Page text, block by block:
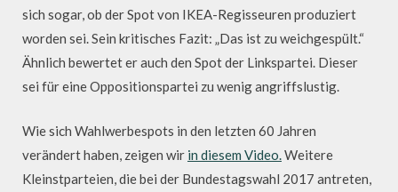
sich sogar, ob der Spot von IKEA-Regisseuren produziert
worden sei. Sein kritisches Fazit: „Das ist zu weichgespült.“
Ähnlich bewertet er auch den Spot der Linkspartei. Dieser
sei für eine Oppositionspartei zu wenig angriffslustig.
Wie sich Wahlwerbespots in den letzten 60 Jahren
verändert haben, zeigen wir in diesem Video. Weitere
Kleinstparteien, die bei der Bundestagswahl 2017 antreten,